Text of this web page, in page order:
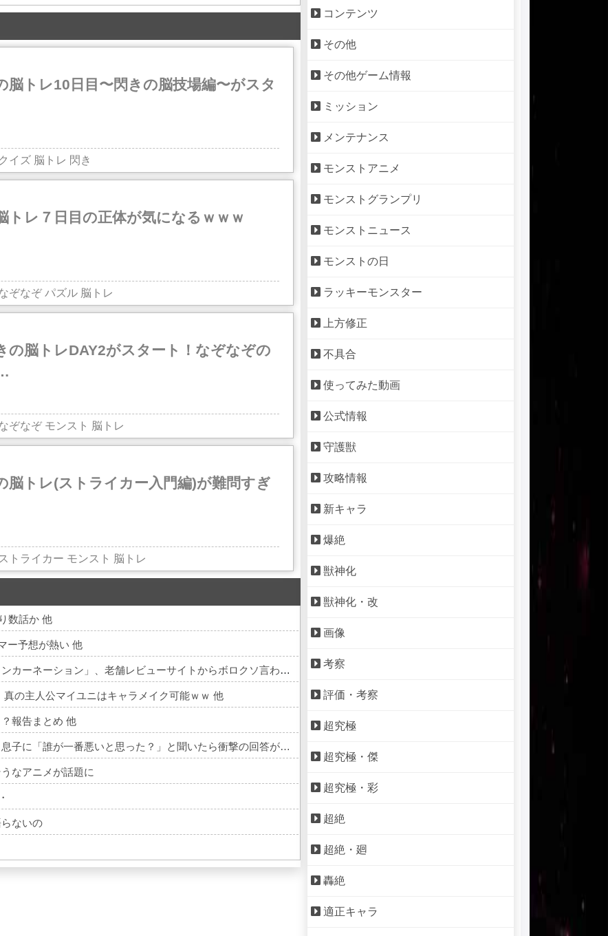
脳トレ10日目〜閃きの脳技場編〜がスタ
クイズ 脳トレ 閃き
トレ７日目の正体が気になるｗｗｗ
ぞなぞ パズル 脳トレ
の脳トレDAY2がスタート！なぞなぞの
ぞなぞ モンスト 脳トレ
脳トレ(ストライカー入門編)が難問すぎ
ストライカー モンスト 脳トレ
数話か 他
ー予想が熱い 他
【悲報】ゲーフリ新作「ビースト・オブ・リインカーネーション」、老舗レビューサイトからボロクソ言われてしまう 他
の主人公マイユニはキャラメイク可能ｗｗ 他
報告まとめ 他
子に「誰が一番悪いと思った？」と聞いたら衝撃の回答が…
なアニメが話題に
ないの
コンテンツ
その他
その他ゲーム情報
ミッション
メンテナンス
モンストアニメ
モンストグランプリ
モンストニュース
モンストの日
ラッキーモンスター
上方修正
不具合
使ってみた動画
公式情報
守護獣
攻略情報
新キャラ
爆絶
獣神化
獣神化・改
画像
考察
評価・考察
超究極
超究極・傑
超究極・彩
超絶
超絶・廻
轟絶
適正キャラ